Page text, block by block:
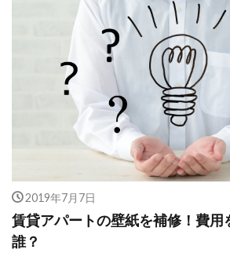
2019年7月7日
賃貸アパートの壁紙を補修！費用
誰？